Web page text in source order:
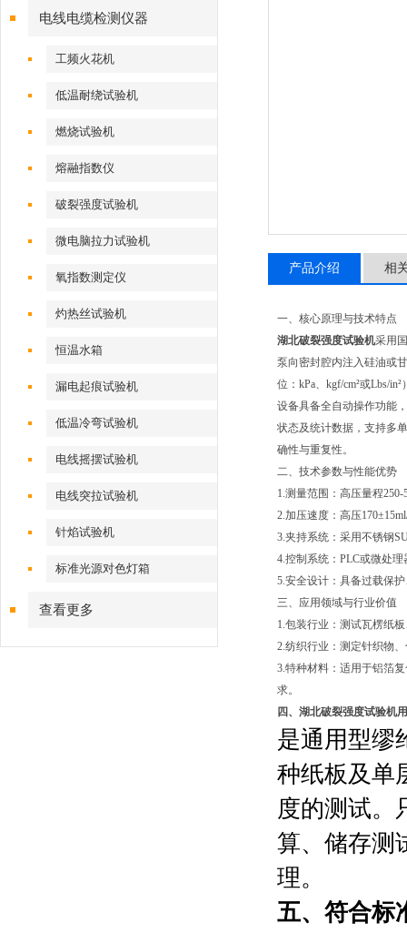
电线电缆检测仪器
工频火花机
低温耐绕试验机
燃烧试验机
熔融指数仪
破裂强度试验机
微电脑拉力试验机
氧指数测定仪
灼热丝试验机
恒温水箱
漏电起痕试验机
低温冷弯试验机
电线摇摆试验机
电线突拉试验机
针焰试验机
标准光源对色灯箱
查看更多
产品介绍 相
一、核心原理与技术特点
湖北破裂强度试验机采用
泵向密封腔内注入硅油或
位：kPa、kgf/cm²或Lbs/in²
设备具备全自动操作功能
状态及统计数据，支持多
确性与重复性。
二、技术参数与性能优势
1.测量范围：高压量程
2.加压速度：高压
3.夹持系统：采用不锈钢
4.控制系统：PLC或微处
5.安全设计：具备过载保
三、应用领域与行业价值
1.包装行业：测试瓦楞纸
2.纺织行业：测定针织物
3.特种材料：适用于铝箔
求。
四、湖北破裂强度试验机
是通用型缪
种纸板及单
度的测试。
算、储存测
理。
五、符合标